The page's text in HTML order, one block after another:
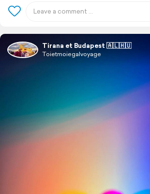
Tirana et Budapest 🇦🇱🇭🇺
Toietmoiegalvoyage